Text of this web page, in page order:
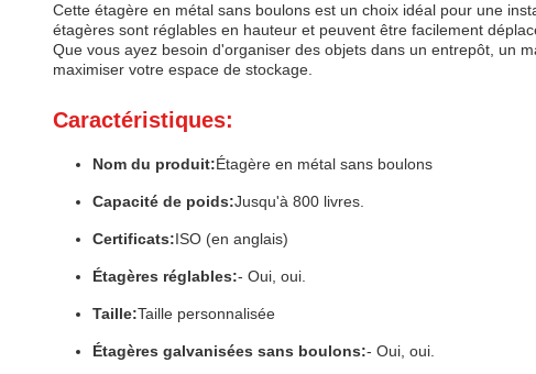
Cette étagère en métal sans boulons est un choix idéal pour une
étagères sont réglables en hauteur et peuvent être facilement
Que vous ayez besoin d'organiser des objets dans un entrepôt, un
maximiser votre espace de stockage.
Caractéristiques:
Nom du produit:Étagère en métal sans boulons
Capacité de poids:Jusqu'à 800 livres.
Certificats:ISO (en anglais)
Étagères réglables:- Oui, oui.
Taille:Taille personnalisée
Étagères galvanisées sans boulons:- Oui, oui.